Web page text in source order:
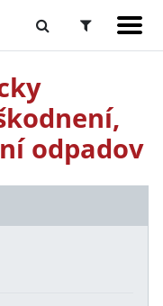
odpadov